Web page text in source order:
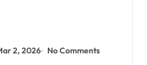
2, 2026 No Comments